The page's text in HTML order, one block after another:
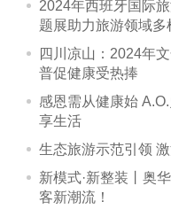
2024年西班牙国际
题展助力旅游领域多
四川凉山：2024年
普促健康受热捧
感恩需从健康始
享生活
生态旅游示范引领
新模式·新整装丨奥
客新潮流！